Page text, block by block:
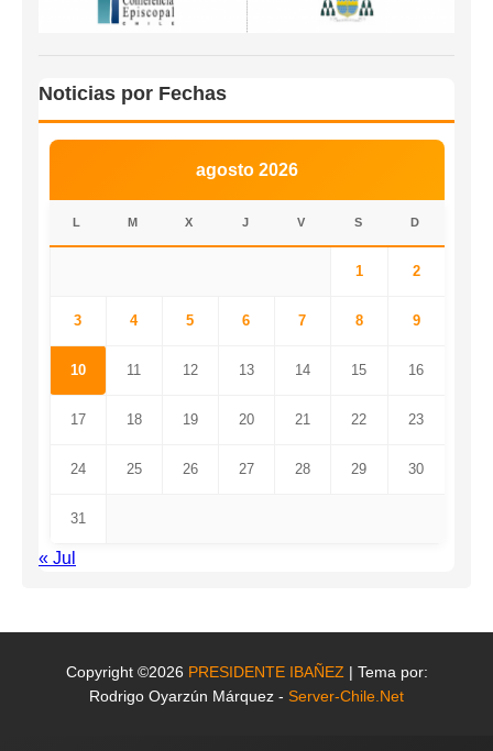
Noticias por Fechas
agosto 2026
L M X J V S D
1 2
3 4 5 6 7 8 9
10 11 12 13 14 15 16
17 18 19 20 21 22 23
24 25 26 27 28 29 30
31
« Jul
Copyright ©2026 PRESIDENTE IBAÑEZ | Tema por:
Rodrigo Oyarzún Márquez - Server-Chile.Net